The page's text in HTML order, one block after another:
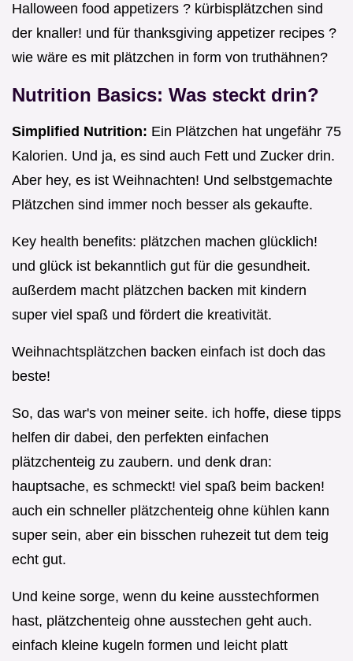
Halloween food appetizers ? kürbisplätzchen sind
der knaller! und für thanksgiving appetizer recipes ?
wie wäre es mit plätzchen in form von truthähnen?
Nutrition Basics: Was steckt drin?
Simplified Nutrition: Ein Plätzchen hat ungefähr 75
Kalorien. Und ja, es sind auch Fett und Zucker drin.
Aber hey, es ist Weihnachten! Und selbstgemachte
Plätzchen sind immer noch besser als gekaufte.
Key health benefits: plätzchen machen glücklich!
und glück ist bekanntlich gut für die gesundheit.
außerdem macht plätzchen backen mit kindern
super viel spaß und fördert die kreativität.
Weihnachtsplätzchen backen einfach ist doch das
beste!
So, das war's von meiner seite. ich hoffe, diese tipps
helfen dir dabei, den perfekten einfachen
plätzchenteig zu zaubern. und denk dran:
hauptsache, es schmeckt! viel spaß beim backen!
auch ein schneller plätzchenteig ohne kühlen kann
super sein, aber ein bisschen ruhezeit tut dem teig
echt gut.
Und keine sorge, wenn du keine ausstechformen
hast, plätzchenteig ohne ausstechen geht auch.
einfach kleine kugeln formen und leicht platt